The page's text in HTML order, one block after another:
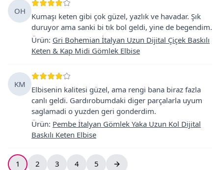
OH
Kumaşı keten gibi çok güzel, yazlık ve havadar. Şık
duruyor ama sanki bi tık bol geldi, yine de begendim.
Ürün: Gri Bohemian İtalyan Uzun Dijital Çiçek Baskılı
Keten & Kap Midi Gömlek Elbise
KM
Elbisenin kalitesi güzel, ama rengi bana biraz fazla
canlı geldi. Gardırobumdaki diger parçalarla uyum
saglamadi o yuzden geri gonderdim.
Ürün: Pembe İtalyan Gömlek Yaka Uzun Kol Dijital
Baskılı Keten Elbise
1 2 3 4 5